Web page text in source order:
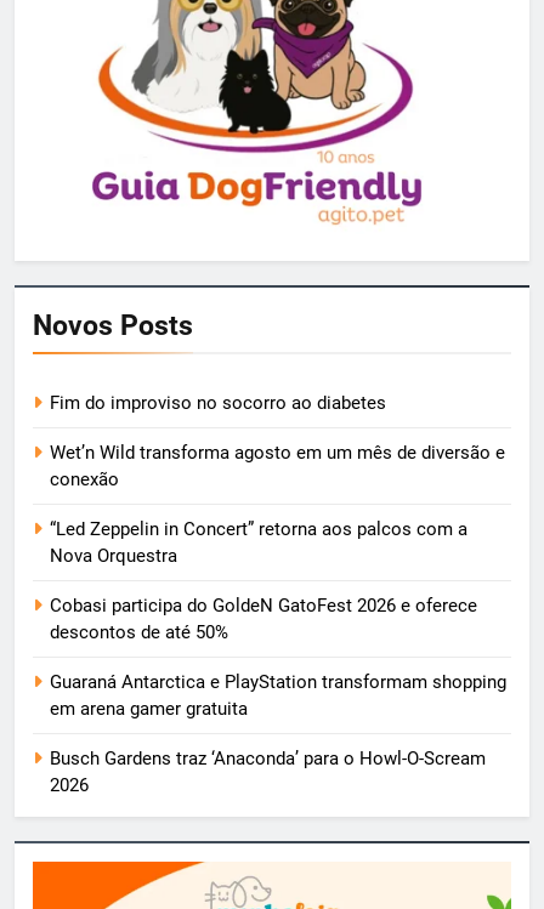
Novos Posts
Fim do improviso no socorro ao diabetes
Wet’n Wild transforma agosto em um mês de diversão e
conexão
“Led Zeppelin in Concert” retorna aos palcos com a
Nova Orquestra
Cobasi participa do GoldeN GatoFest 2026 e oferece
descontos de até 50%
Guaraná Antarctica e PlayStation transformam shopping
em arena gamer gratuita
Busch Gardens traz ‘Anaconda’ para o Howl-O-Scream
2026